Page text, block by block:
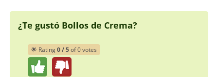
¿Te gustó Bollos de Crema?
🌟 Rating0 / 5of 0 votes